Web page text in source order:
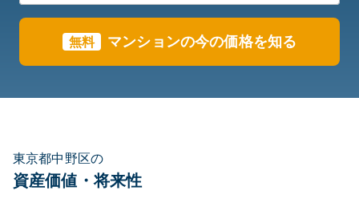
無料 マンションの今の価格を知る
東京都中野区の
資産価値・将来性